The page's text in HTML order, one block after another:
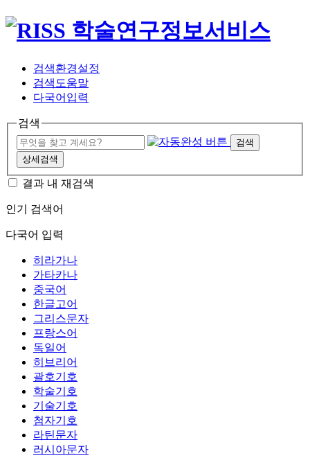
검색환경설정
검색도움말
다국어입력
검색
검색
상세검색
결과 내 재검색
인기 검색어
다국어 입력
히라가나
가타카나
중국어
한글고어
그리스문자
프랑스어
독일어
히브리어
괄호기호
학술기호
기술기호
첨자기호
라틴문자
러시아문자